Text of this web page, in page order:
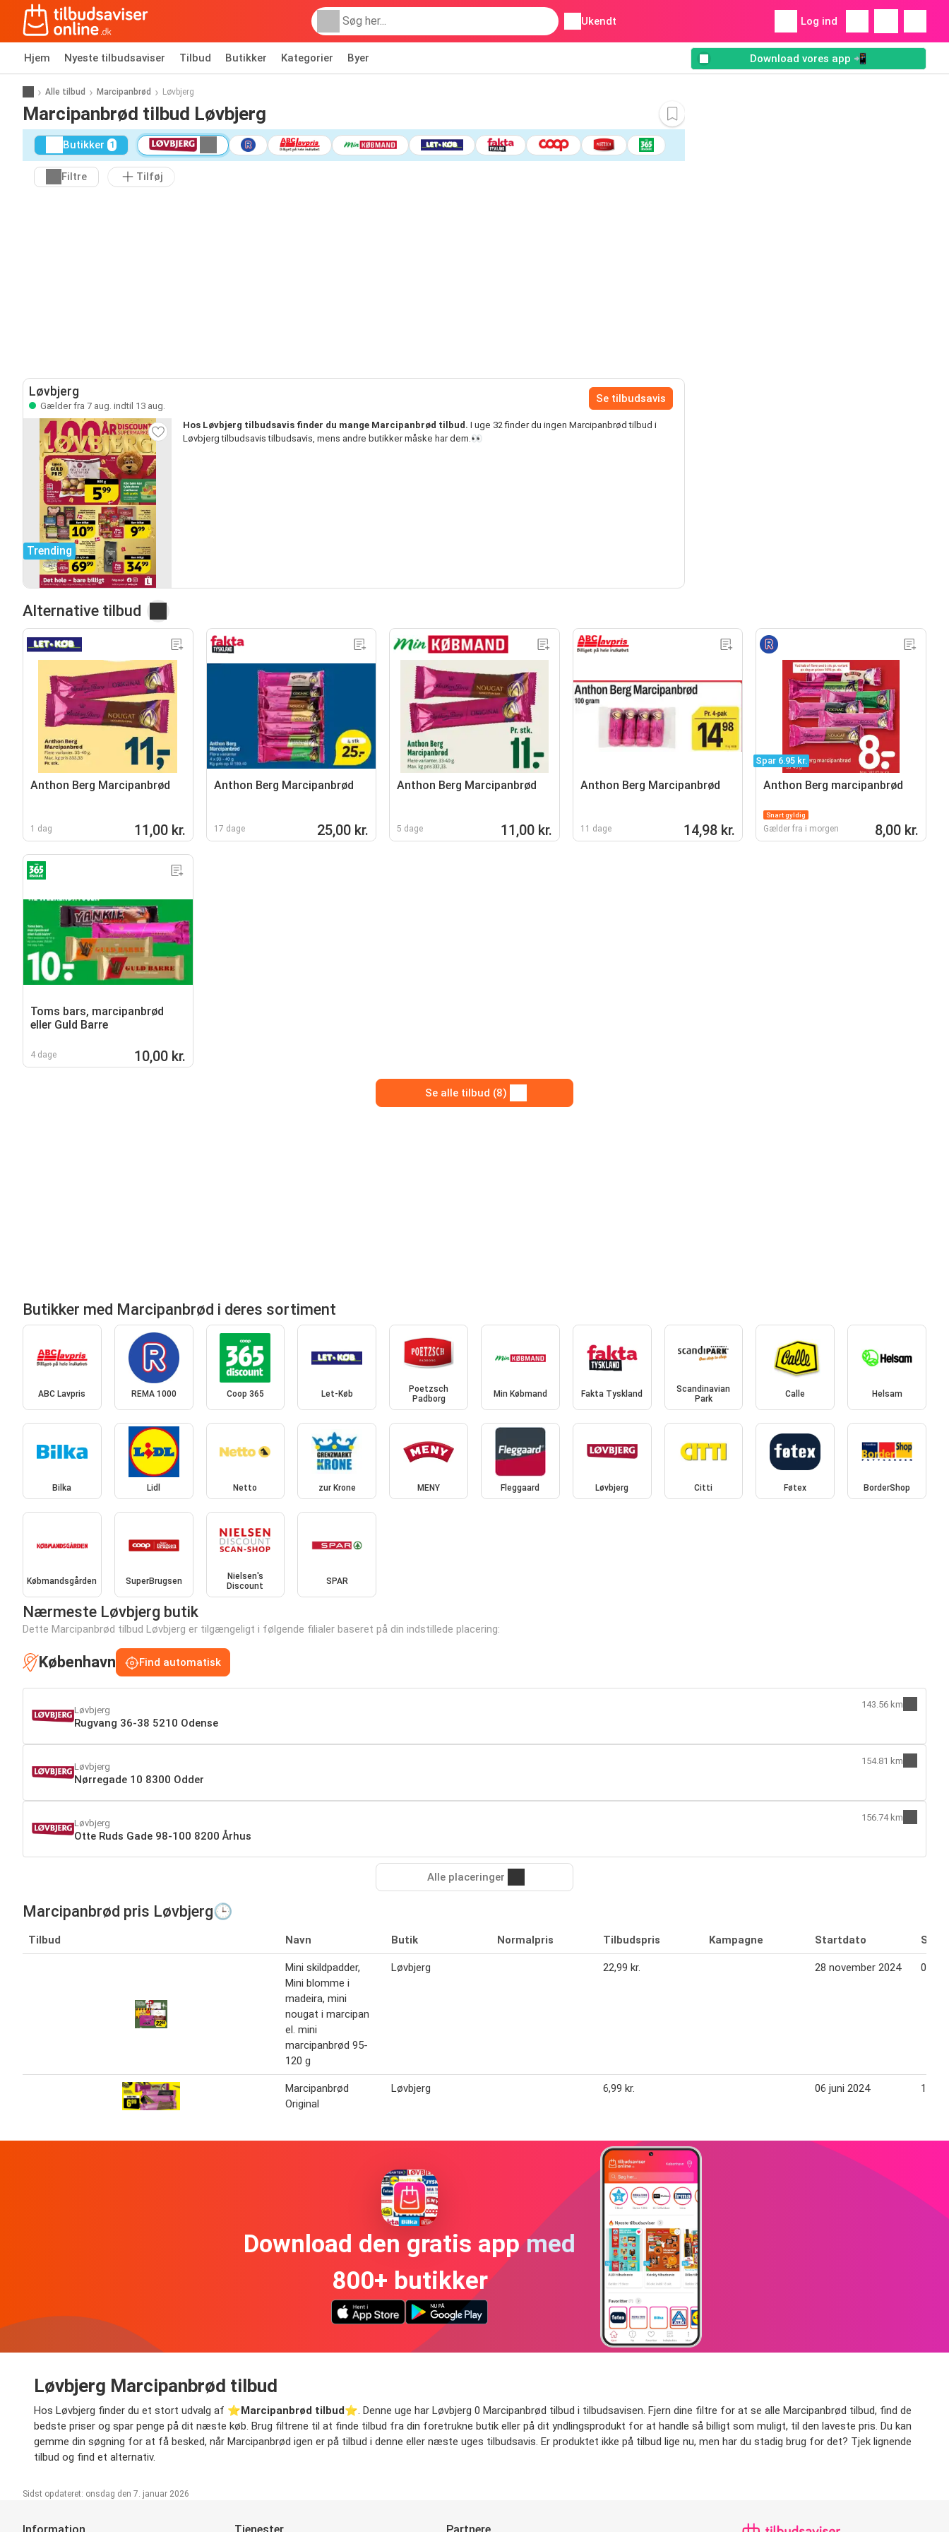
Ukendt Log ind
Hjem Nyeste tilbudsaviser Tilbud Butikker Kategorier Byer Download vores app 📲
Alle tilbud Marcipanbrød Løvbjerg
Marcipanbrød tilbud Løvbjerg
Butikker 1
Filtre Tilføj
Løvbjerg
Gælder fra 7 aug. indtil 13 aug.
Se tilbudsavis
Trending
Hos Løvbjerg tilbudsavis finder du mange Marcipanbrød tilbud. I uge 32 finder du ingen Marcipanbrød tilbud i
Løvbjerg tilbudsavis tilbudsavis, mens andre butikker måske har dem.👀
Alternative tilbud
Anthon Berg Marcipanbrød
1 dag 11,00 kr.
Anthon Berg Marcipanbrød
17 dage 25,00 kr.
Anthon Berg Marcipanbrød
5 dage 11,00 kr.
Anthon Berg Marcipanbrød
11 dage 14,98 kr.
Spar 6.95 kr.
Anthon Berg marcipanbrød
Snart gyldig
Gælder fra i morgen 8,00 kr.
Toms bars, marcipanbrød
eller Guld Barre
4 dage 10,00 kr.
Se alle tilbud (8)
Butikker med Marcipanbrød i deres sortiment
ABC Lavpris REMA 1000 Coop 365 Let-Køb
Poetzsch
Padborg
Min Købmand Fakta Tyskland
Scandinavian
Park
Calle Helsam
Bilka Lidl Netto zur Krone MENY Fleggaard Løvbjerg Citti Føtex BorderShop
Købmandsgården SuperBrugsen
Nielsen's
Discount
SPAR
Nærmeste Løvbjerg butik
Dette Marcipanbrød tilbud Løvbjerg er tilgængeligt i følgende filialer baseret på din indstillede placering:
København Find automatisk
Løvbjerg
Rugvang 36-38 5210 Odense
143.56 km
Løvbjerg
Nørregade 10 8300 Odder
154.81 km
Løvbjerg
Otte Ruds Gade 98-100 8200 Århus
156.74 km
Alle placeringer
Marcipanbrød pris Løvbjerg🕒
Tilbud Navn Butik Normalpris Tilbudspris Kampagne Startdato
Mini skildpadder,
Mini blomme i
madeira, mini
nougat i marcipan
el. mini
marcipanbrød 95-
120 g
Løvbjerg 22,99 kr. 28 november 2024 05
Marcipanbrød
Original
Løvbjerg 6,99 kr. 06 juni 2024 13
Download den gratis app med
800+ butikker
Løvbjerg Marcipanbrød tilbud
Hos Løvbjerg finder du et stort udvalg af ⭐️Marcipanbrød tilbud⭐️. Denne uge har Løvbjerg 0 Marcipanbrød tilbud i tilbudsavisen. Fjern dine filtre for at se alle Marcipanbrød tilbud, find de
bedste priser og spar penge på dit næste køb. Brug filtrene til at finde tilbud fra din foretrukne butik eller på dit yndlingsprodukt for at handle så billigt som muligt, til den laveste pris. Du kan
gemme din søgning for at få besked, når Marcipanbrød igen er på tilbud i denne eller næste uges tilbudsavis. Er produktet ikke på tilbud lige nu, men har du stadig brug for det? Tjek lignende
tilbud og find et alternativ.
Sidst opdateret: onsdag den 7. januar 2026